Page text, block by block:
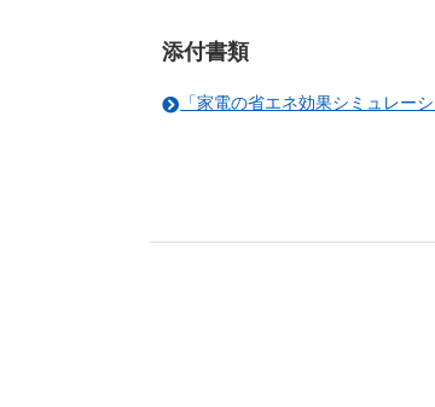
添付書類
「家電の省エネ効果シミュレー